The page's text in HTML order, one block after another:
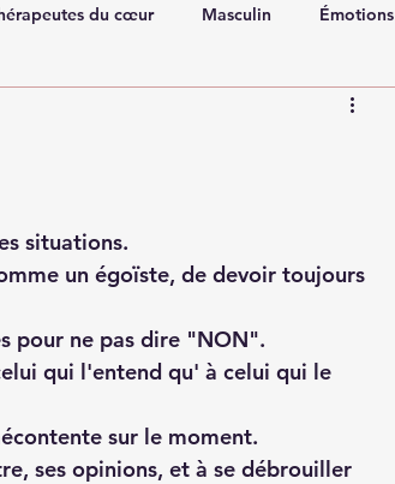
du cœur Masculin Émotions
situations.
un égoïste, de devoir toujours
pour ne pas dire "NON".
qui l'entend qu' à celui qui le
sur le moment.
ses opinions, et à se débrouiller